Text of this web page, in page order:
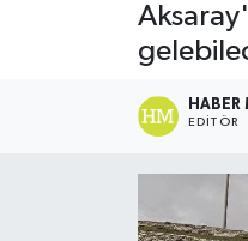
HABER
EDITÖR
Politika
Tokat Spor
Tüm Manşetler
Son Dakika